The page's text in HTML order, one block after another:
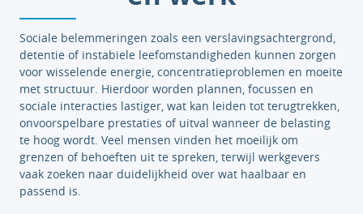
Sociale belemmeringen zoals een verslavingsachtergrond,
detentie of instabiele leefomstandigheden kunnen zorgen
voor wisselende energie, concentratieproblemen en moeite
met structuur. Hierdoor worden plannen, focussen en
sociale interacties lastiger, wat kan leiden tot terugtrekken,
onvoorspelbare prestaties of uitval wanneer de belasting
te hoog wordt. Veel mensen vinden het moeilijk om
grenzen of behoeften uit te spreken, terwijl werkgevers
vaak zoeken naar duidelijkheid over wat haalbaar en
passend is.